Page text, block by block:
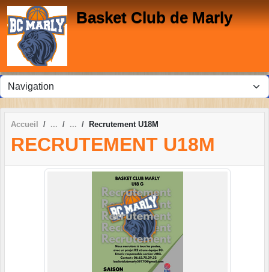
Basket Club de Marly
Accueil Recrutement U18M
RECRUTEMENT U18M
Panneau de gestion des cookies